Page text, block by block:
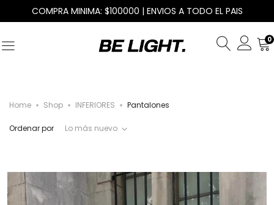
COMPRA MINIMA: $100000 | ENVIOS A TODO EL PAIS
0
Home Shop INFERIORES Pantalones
Ordenar por Lo más nuevo